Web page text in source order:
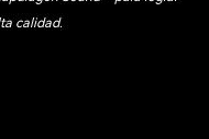
calidad.